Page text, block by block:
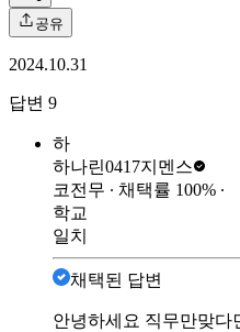
공유
2024.10.31
답변 9
하
하나린0417지멘스
코전무 ∙ 채택률 100% ∙
학교
일치
채택된 답변
안녕하세요 직무만맞다